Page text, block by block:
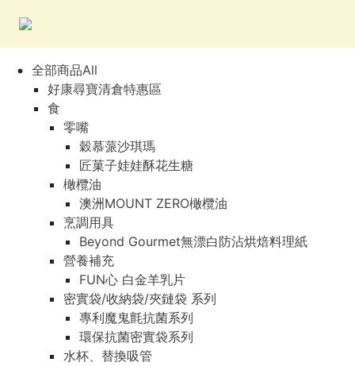
全部商品All
好康尋寶清倉特惠區
食
零嘴
穀慕蒎沙琪瑪
匠菓子娃娃酥花生糖
橄欖油
澳洲MOUNT ZERO橄欖油
烹調用具
Beyond Gourmet無漂白防沾烘焙料理紙
營養補充
FUN心 白金羊乳片
密實袋/收納袋/夾鏈袋 系列
專利魔鬼氈抗菌系列
環保抗菌密實袋系列
水杯、替換吸管